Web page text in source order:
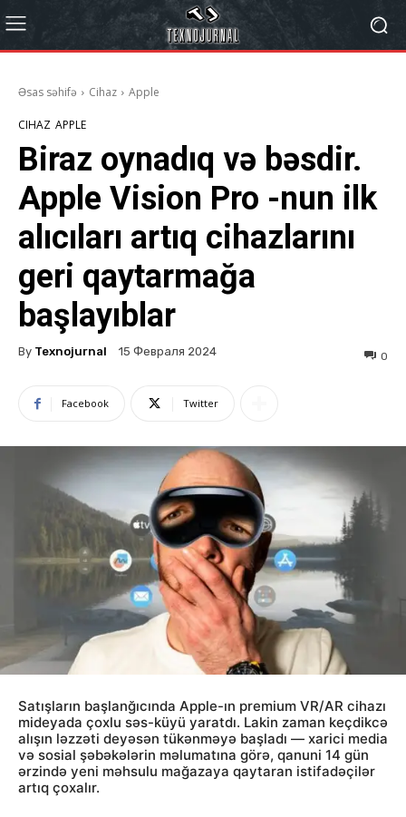
Əsas səhifə Cihaz Apple
CIHAZ APPLE
Biraz oynadıq və bəsdir.
Apple Vision Pro -nun ilk
alıcıları artıq cihazlarını
geri qaytarmağa
başlayıblar
By Texnojurnal 15 Февраля 2024 0
Facebook Twitter
Satışların başlanğıcında Apple-ın premium VR/AR cihazı
mideyada çoxlu səs-küyü yaratdı. Lakin zaman keçdikcə
alışın ləzzəti deyəsən tükənməyə başladı — xarici media
və sosial şəbəkələrin məlumatına görə, qanuni 14 gün
ərzində yeni məhsulu mağazaya qaytaran istifadəçilər
artıq çoxalır.